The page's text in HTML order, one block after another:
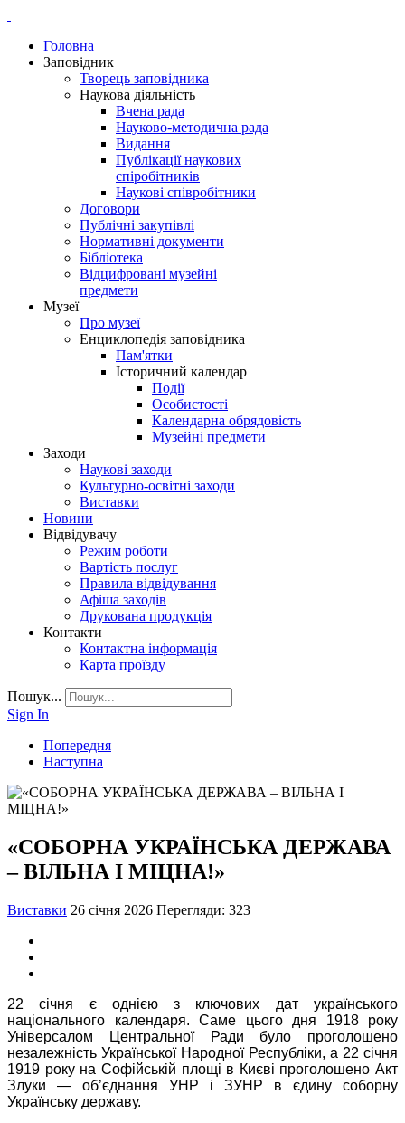
Головна
Заповідник
Творець заповідника
Наукова діяльність
Вчена рада
Науково-методична рада
Видання
Публікації наукових
спіробітників
Наукові співробітники
Договори
Публічні закупівлі
Нормативні документи
Бібліотека
Відцифровані музейні
предмети
Музеї
Про музеї
Енциклопедія заповідника
Пам'ятки
Історичний календар
Події
Особистості
Календарна обрядовість
Музейні предмети
Заходи
Наукові заходи
Культурно-освітні заходи
Виставки
Новини
Відвідувачу
Режим роботи
Вартість послуг
Правила відвідування
Афіша заходів
Друкована продукція
Контакти
Контактна інформація
Карта проїзду
Пошук...
Sign In
Попередня
Наступна
«СОБОРНА УКРАЇНСЬКА ДЕРЖАВА
– ВІЛЬНА І МІЦНА!»
Виставки 26 січня 2026 Перегляди: 323
22 січня є однією з ключових дат українського
національного календаря. Саме цього дня 1918 року
Універсалом Центральної Ради було проголошено
незалежність Української Народної Республіки, а 22 січня
1919 року на Софійській площі в Києві проголошено Акт
Злуки — об’єднання УНР і ЗУНР в єдину соборну
Українську державу.